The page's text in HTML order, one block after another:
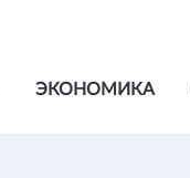
ЭКОНОМИКА